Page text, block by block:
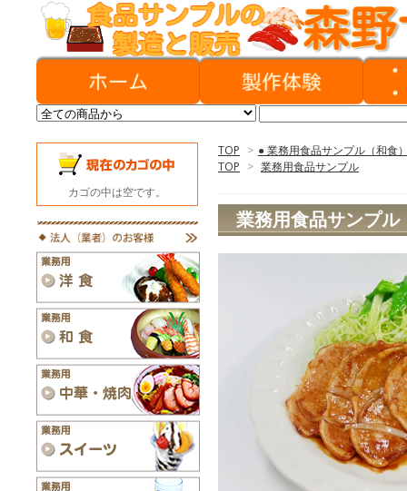
TOP > ● 業務用食品サンプル（和食
TOP > 業務用食品サンプル
業務用食品サンプル
カゴの中は空です。